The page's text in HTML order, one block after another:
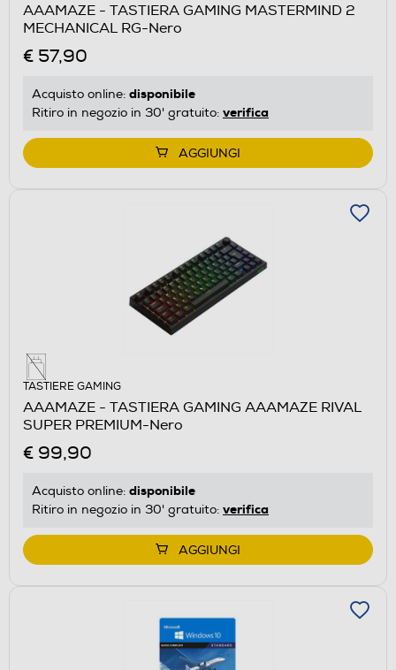
AAAMAZE - TASTIERA GAMING MASTERMIND 2
MECHANICAL RG-Nero
€ 57,90
Acquisto online: disponibile
Ritiro in negozio in 30' gratuito: verifica
AGGIUNGI
TASTIERE GAMING
AAAMAZE - TASTIERA GAMING AAAMAZE RIVAL
SUPER PREMIUM-Nero
€ 99,90
Acquisto online: disponibile
Ritiro in negozio in 30' gratuito: verifica
AGGIUNGI